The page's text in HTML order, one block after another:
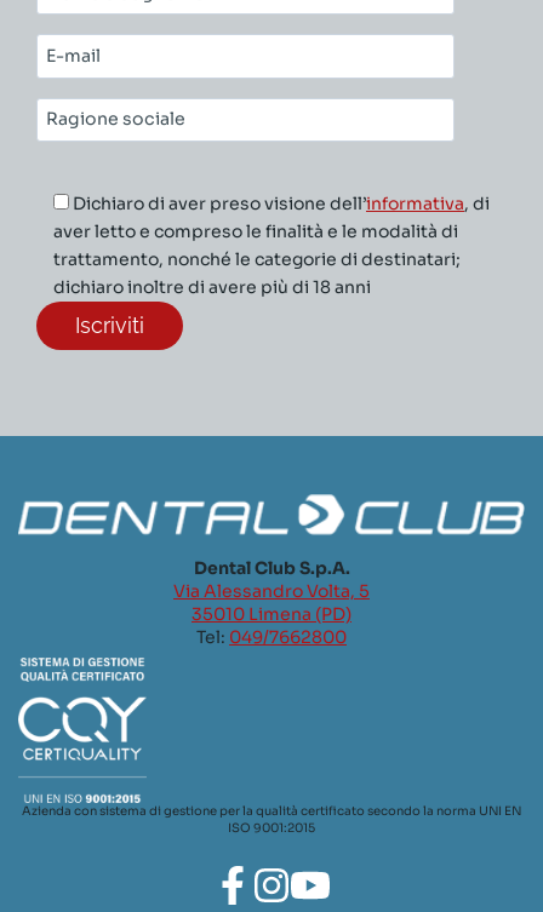
e
cognome*
E-
mail*
Ragione
sociale*
Dichiaro di aver preso visione dell’informativa, di
aver letto e compreso le finalità e le modalità di
trattamento, nonché le categorie di destinatari;
dichiaro inoltre di avere più di 18 anni
Dental Club S.p.A.
Via Alessandro Volta, 5
35010 Limena (PD)
Tel: 049/7662800
Azienda con sistema di gestione per la qualità certificato secondo la norma UNI EN
ISO 9001:2015